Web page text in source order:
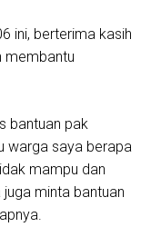
ini, berterima kasih
membantu
bantuan pak
warga saya berapa
mampu dan
minta bantuan